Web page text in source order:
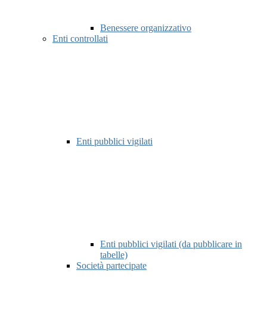
Benessere organizzativo
Enti controllati
Enti pubblici vigilati
Enti pubblici vigilati (da pubblicare in
tabelle)
Società partecipate